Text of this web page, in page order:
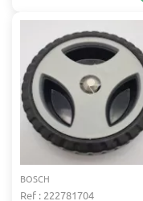
BOSCH
Ref : 222781704